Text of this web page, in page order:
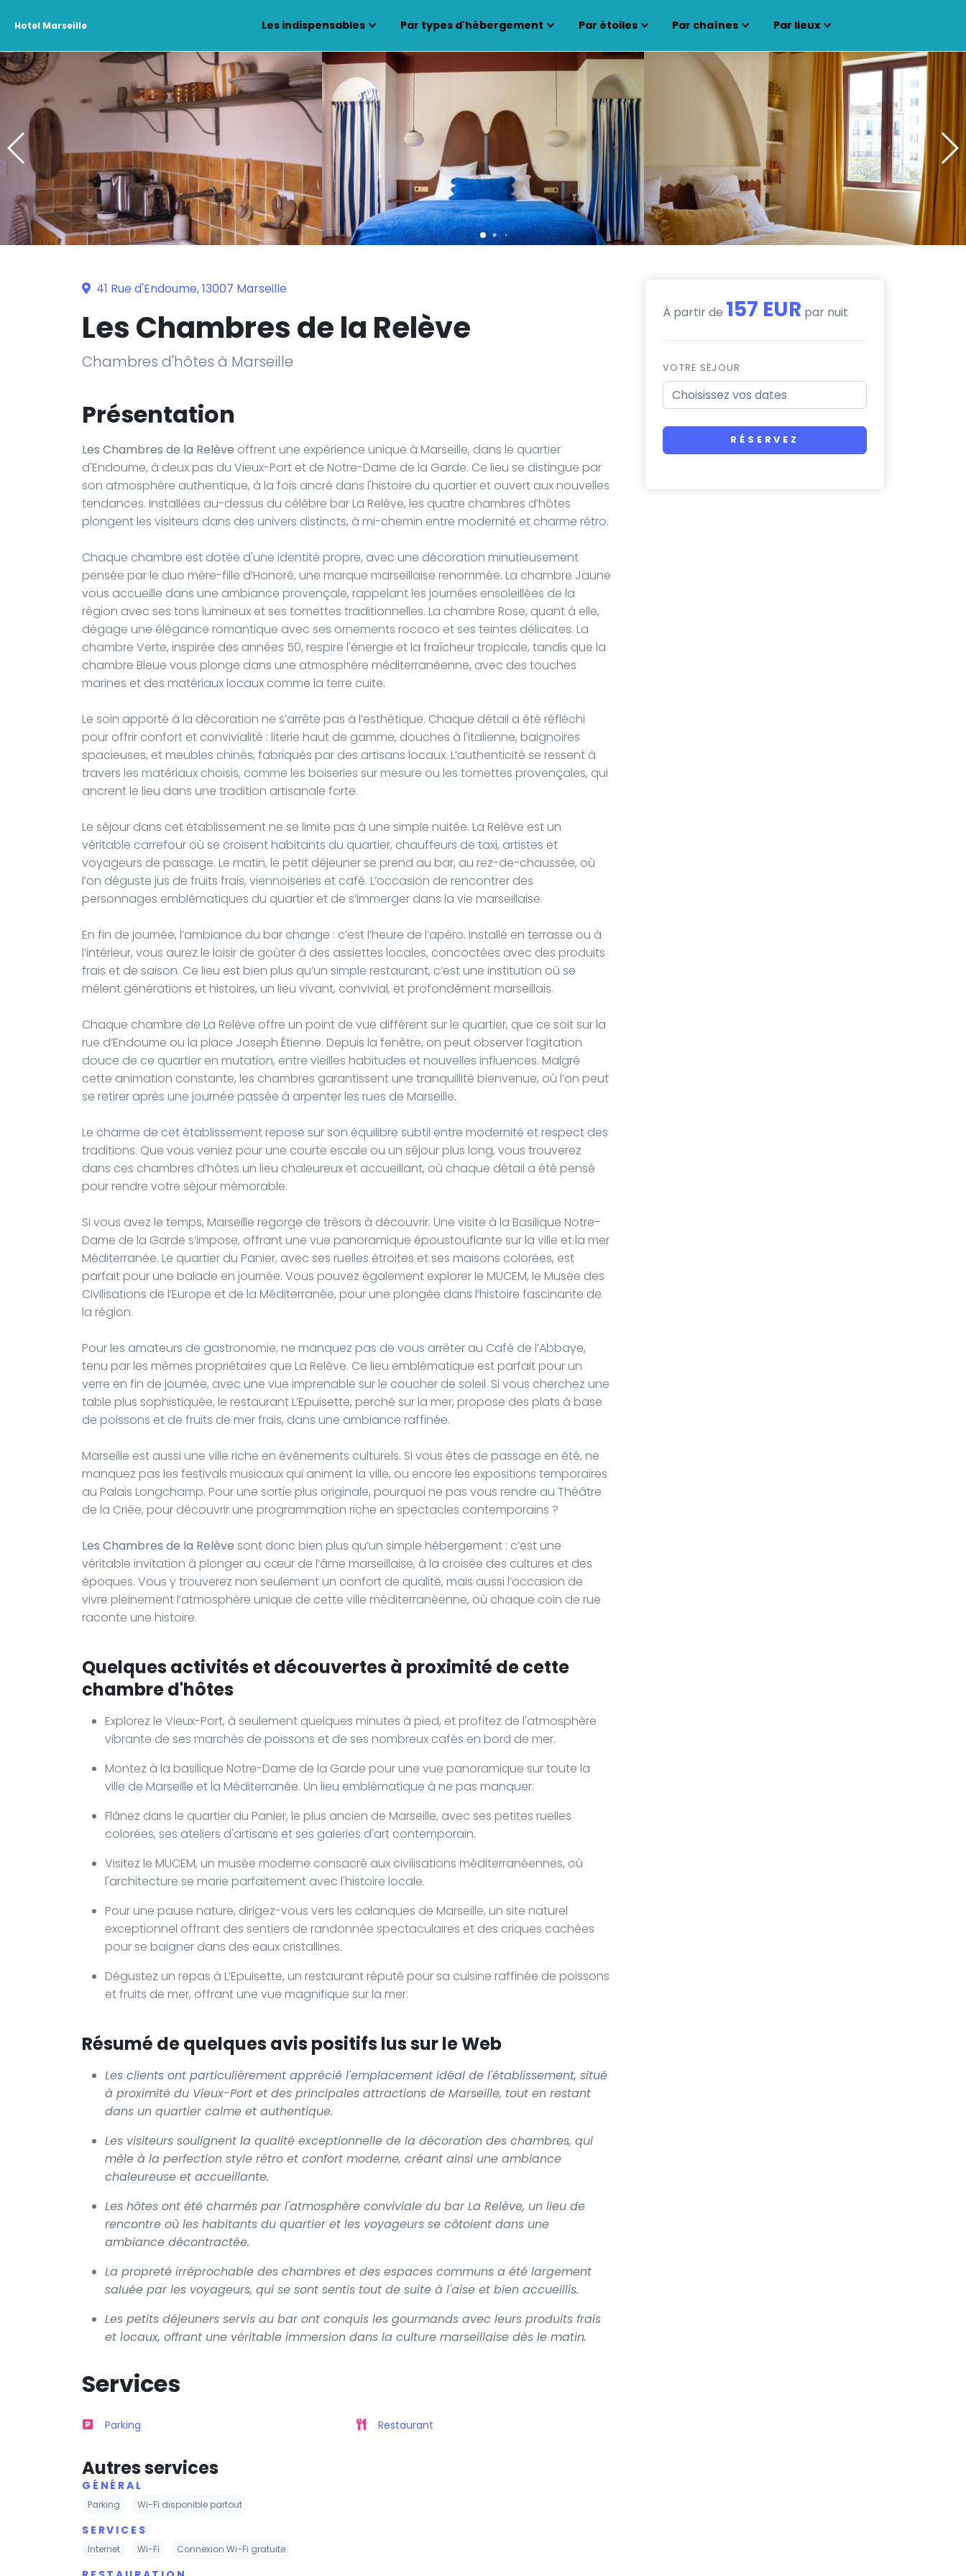
Hotel Marseille Les indispensables Par types d'hébergement Par étoiles Par chaînes Par lieux
41 Rue d'Endoume, 13007 Marseille
Les Chambres de la Relève
Chambres d'hôtes à Marseille
Présentation
Les Chambres de la Relève offrent une expérience unique à Marseille, dans le quartier
d'Endoume, à deux pas du Vieux-Port et de Notre-Dame de la Garde. Ce lieu se distingue par
son atmosphère authentique, à la fois ancré dans l'histoire du quartier et ouvert aux nouvelles
tendances. Installées au-dessus du célèbre bar La Relève, les quatre chambres d’hôtes
plongent les visiteurs dans des univers distincts, à mi-chemin entre modernité et charme rétro.
Chaque chambre est dotée d'une identité propre, avec une décoration minutieusement
pensée par le duo mère-fille d’Honoré, une marque marseillaise renommée. La chambre Jaune
vous accueille dans une ambiance provençale, rappelant les journées ensoleillées de la
région avec ses tons lumineux et ses tomettes traditionnelles. La chambre Rose, quant à elle,
dégage une élégance romantique avec ses ornements rococo et ses teintes délicates. La
chambre Verte, inspirée des années 50, respire l'énergie et la fraîcheur tropicale, tandis que la
chambre Bleue vous plonge dans une atmosphère méditerranéenne, avec des touches
marines et des matériaux locaux comme la terre cuite.
Le soin apporté à la décoration ne s’arrête pas à l’esthétique. Chaque détail a été réfléchi
pour offrir confort et convivialité : literie haut de gamme, douches à l'italienne, baignoires
spacieuses, et meubles chinés, fabriqués par des artisans locaux. L’authenticité se ressent à
travers les matériaux choisis, comme les boiseries sur mesure ou les tomettes provençales, qui
ancrent le lieu dans une tradition artisanale forte.
Le séjour dans cet établissement ne se limite pas à une simple nuitée. La Relève est un
véritable carrefour où se croisent habitants du quartier, chauffeurs de taxi, artistes et
voyageurs de passage. Le matin, le petit déjeuner se prend au bar, au rez-de-chaussée, où
l’on déguste jus de fruits frais, viennoiseries et café. L’occasion de rencontrer des
personnages emblématiques du quartier et de s’immerger dans la vie marseillaise.
En fin de journée, l’ambiance du bar change : c’est l’heure de l’apéro. Installé en terrasse ou à
l’intérieur, vous aurez le loisir de goûter à des assiettes locales, concoctées avec des produits
frais et de saison. Ce lieu est bien plus qu’un simple restaurant, c’est une institution où se
mêlent générations et histoires, un lieu vivant, convivial, et profondément marseillais.
Chaque chambre de La Relève offre un point de vue différent sur le quartier, que ce soit sur la
rue d’Endoume ou la place Joseph Étienne. Depuis la fenêtre, on peut observer l’agitation
douce de ce quartier en mutation, entre vieilles habitudes et nouvelles influences. Malgré
cette animation constante, les chambres garantissent une tranquillité bienvenue, où l’on peut
se retirer après une journée passée à arpenter les rues de Marseille.
Le charme de cet établissement repose sur son équilibre subtil entre modernité et respect des
traditions. Que vous veniez pour une courte escale ou un séjour plus long, vous trouverez
dans ces chambres d’hôtes un lieu chaleureux et accueillant, où chaque détail a été pensé
pour rendre votre séjour mémorable.
Si vous avez le temps, Marseille regorge de trésors à découvrir. Une visite à la Basilique Notre-
Dame de la Garde s’impose, offrant une vue panoramique époustouflante sur la ville et la mer
Méditerranée. Le quartier du Panier, avec ses ruelles étroites et ses maisons colorées, est
parfait pour une balade en journée. Vous pouvez également explorer le MUCEM, le Musée des
Civilisations de l’Europe et de la Méditerranée, pour une plongée dans l’histoire fascinante de
la région.
Pour les amateurs de gastronomie, ne manquez pas de vous arrêter au Café de l’Abbaye,
tenu par les mêmes propriétaires que La Relève. Ce lieu emblématique est parfait pour un
verre en fin de journée, avec une vue imprenable sur le coucher de soleil. Si vous cherchez une
table plus sophistiquée, le restaurant L’Epuisette, perché sur la mer, propose des plats à base
de poissons et de fruits de mer frais, dans une ambiance raffinée.
Marseille est aussi une ville riche en événements culturels. Si vous êtes de passage en été, ne
manquez pas les festivals musicaux qui animent la ville, ou encore les expositions temporaires
au Palais Longchamp. Pour une sortie plus originale, pourquoi ne pas vous rendre au Théâtre
de la Criée, pour découvrir une programmation riche en spectacles contemporains ?
Les Chambres de la Relève sont donc bien plus qu’un simple hébergement : c’est une
véritable invitation à plonger au cœur de l’âme marseillaise, à la croisée des cultures et des
époques. Vous y trouverez non seulement un confort de qualité, mais aussi l’occasion de
vivre pleinement l’atmosphère unique de cette ville méditerranéenne, où chaque coin de rue
raconte une histoire.
Quelques activités et découvertes à proximité de cette
chambre d'hôtes
Explorez le Vieux-Port, à seulement quelques minutes à pied, et profitez de l'atmosphère
vibrante de ses marchés de poissons et de ses nombreux cafés en bord de mer.
Montez à la basilique Notre-Dame de la Garde pour une vue panoramique sur toute la
ville de Marseille et la Méditerranée. Un lieu emblématique à ne pas manquer.
Flânez dans le quartier du Panier, le plus ancien de Marseille, avec ses petites ruelles
colorées, ses ateliers d'artisans et ses galeries d'art contemporain.
Visitez le MUCEM, un musée moderne consacré aux civilisations méditerranéennes, où
l'architecture se marie parfaitement avec l'histoire locale.
Pour une pause nature, dirigez-vous vers les calanques de Marseille, un site naturel
exceptionnel offrant des sentiers de randonnée spectaculaires et des criques cachées
pour se baigner dans des eaux cristallines.
Dégustez un repas à L’Epuisette, un restaurant réputé pour sa cuisine raffinée de poissons
et fruits de mer, offrant une vue magnifique sur la mer.
Résumé de quelques avis positifs lus sur le Web
Les clients ont particulièrement apprécié l'emplacement idéal de l'établissement, situé
à proximité du Vieux-Port et des principales attractions de Marseille, tout en restant
dans un quartier calme et authentique.
Les visiteurs soulignent la qualité exceptionnelle de la décoration des chambres, qui
mêle à la perfection style rétro et confort moderne, créant ainsi une ambiance
chaleureuse et accueillante.
Les hôtes ont été charmés par l'atmosphère conviviale du bar La Relève, un lieu de
rencontre où les habitants du quartier et les voyageurs se côtoient dans une
ambiance décontractée.
La propreté irréprochable des chambres et des espaces communs a été largement
saluée par les voyageurs, qui se sont sentis tout de suite à l'aise et bien accueillis.
Les petits déjeuners servis au bar ont conquis les gourmands avec leurs produits frais
et locaux, offrant une véritable immersion dans la culture marseillaise dès le matin.
Services
Parking Restaurant
Autres services
GÉNÉRAL
Parking Wi-Fi disponible partout
SERVICES
Internet Wi-Fi Connexion Wi-Fi gratuite
À partir de 157 EUR par nuit
VOTRE SÉJOUR
RÉSERVEZ